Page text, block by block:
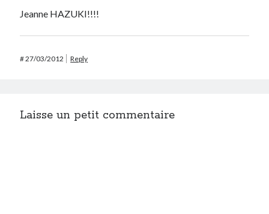
Jeanne HAZUKI!!!!
#27/03/2012 Reply
Laisse un petit commentaire